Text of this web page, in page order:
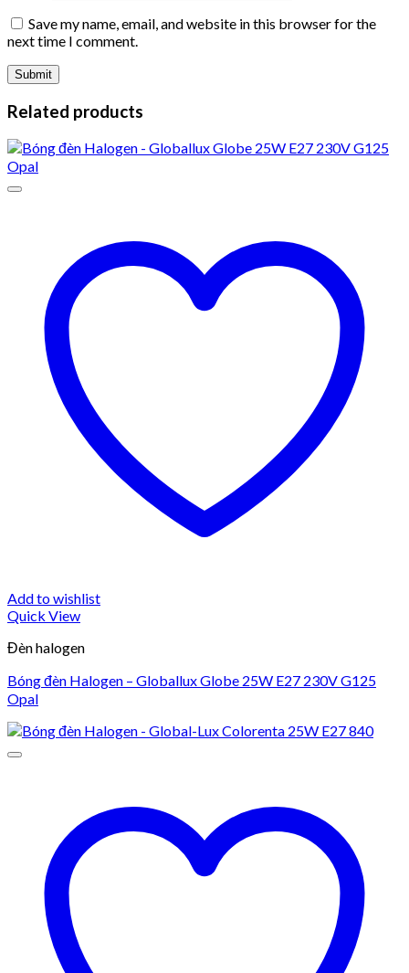
Save my name, email, and website in this browser for the
next time I comment.
Related products
Add to wishlist
Quick View
Đèn halogen
Bóng đèn Halogen – Globallux Globe 25W E27 230V G125
Opal